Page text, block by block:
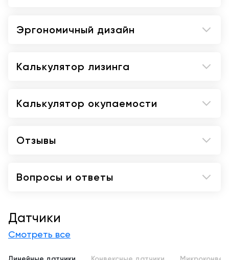
распознавания стандартной плоскости
4D-визуализация в реальном времени с iLive
Эргономичный дизайн
Калькулятор лизинга
Калькулятор окупаемости
Отзывы
Вопросы и ответы
Датчики
Смотреть все